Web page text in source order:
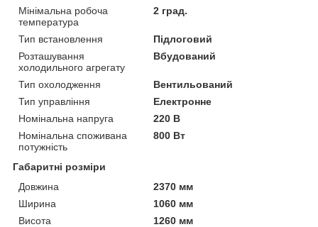
Мінімальна робоча
температура
2 град.
Тип встановлення
Підлоговий
Розташування
холодильного агрегату
Вбудований
Тип охолодження
Вентильований
Тип управління
Електронне
Номінальна напруга
220 В
Номінальна споживана
потужність
800 Вт
Габаритні розміри
Довжина
2370 мм
Ширина
1060 мм
Висота
1260 мм